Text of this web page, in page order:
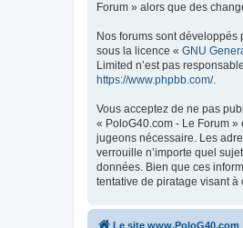
Forum » alors que des
Nos forums sont
sous la licence « GNU
Limited n’est pas
https://www.phpbb.com/.
Vous acceptez de ne pas
« PoloG40.com - Le Forum
jugeons nécessaire. Les
verrouille n’importe quel
données. Bien que ces
tentative de piratage visant
Le site www.PoloG40.com